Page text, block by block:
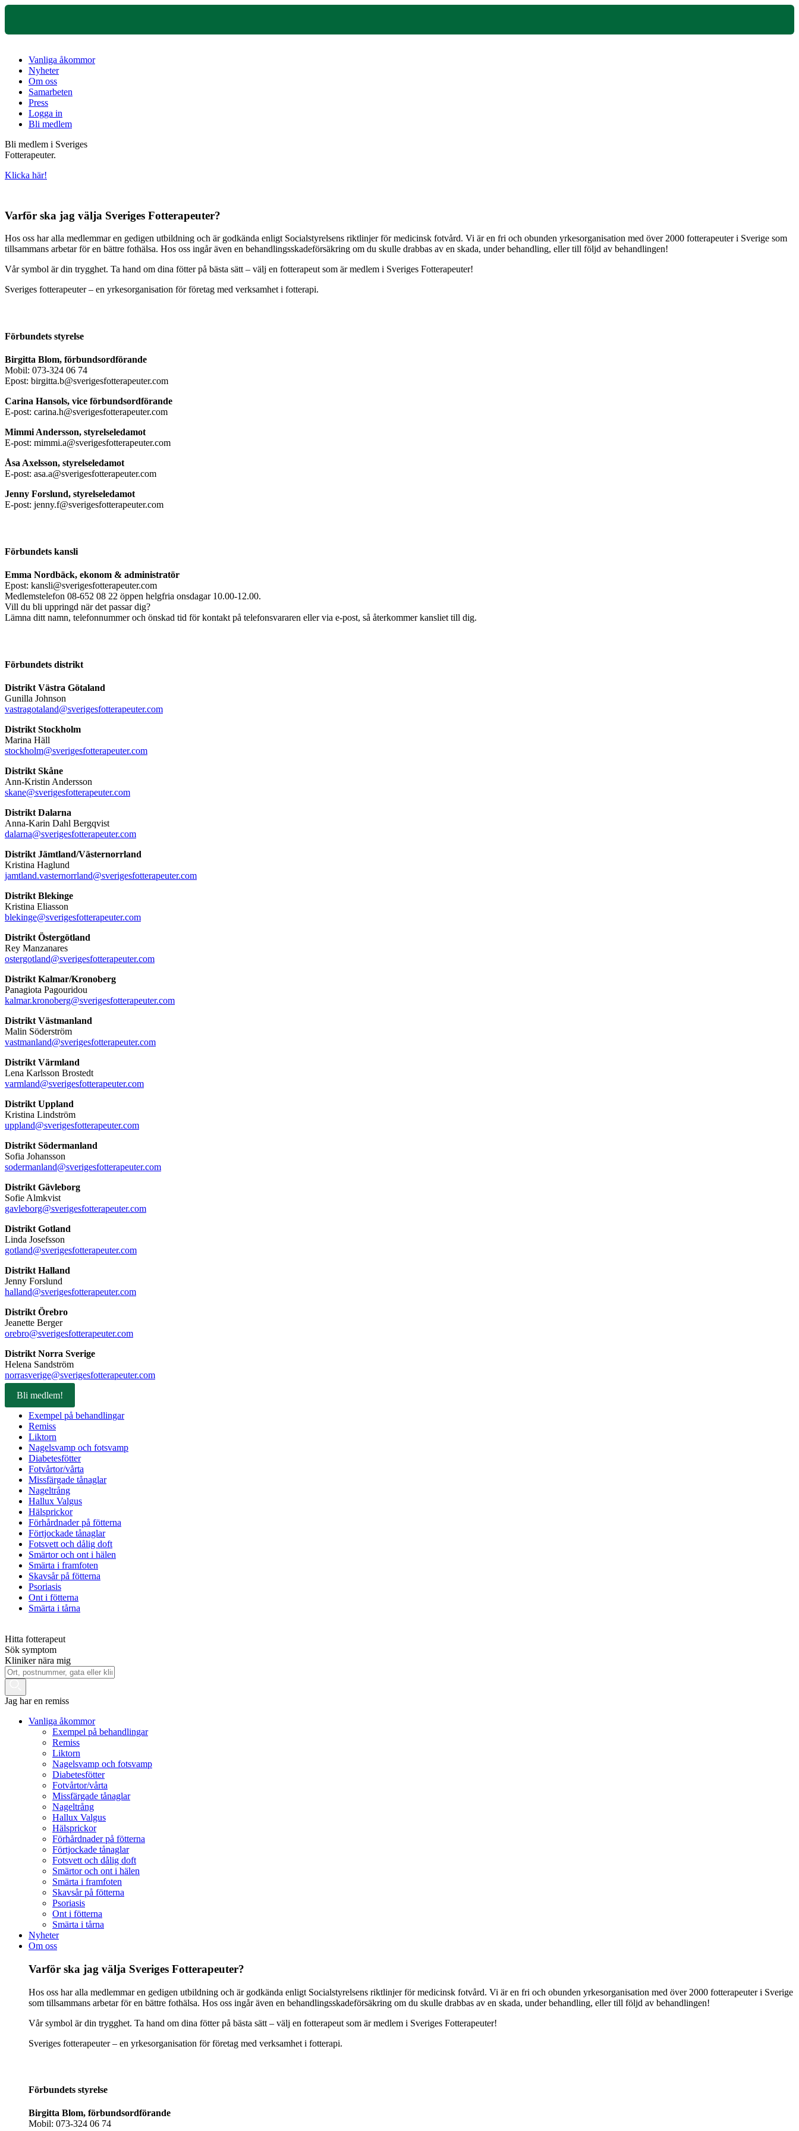
Vanliga åkommor
Nyheter
Om oss
Samarbeten
Press
Logga in
Bli medlem
Bli medlem i Sveriges
Fotterapeuter.
Klicka här!
Varför ska jag välja Sveriges Fotterapeuter?
Hos oss har alla medlemmar en gedigen utbildning och är godkända enligt Socialstyrelsens riktlinjer för medicinsk fotvård. Vi är en fri och obunden yrkesorganisation med över 2000 fotterapeuter i Sverige som
tillsammans arbetar för en bättre fothälsa. Hos oss ingår även en behandlingsskadeförsäkring om du skulle drabbas av en skada, under behandling, eller till följd av behandlingen!
Vår symbol är din trygghet. Ta hand om dina fötter på bästa sätt – välj en fotterapeut som är medlem i Sveriges Fotterapeuter!
Sveriges fotterapeuter – en yrkesorganisation för företag med verksamhet i fotterapi.
Förbundets styrelse
Birgitta Blom, förbundsordförande
Mobil: 073-324 06 74
Epost: birgitta.b@sverigesfotterapeuter.com
Carina Hansols, vice förbundsordförande
E-post: carina.h@sverigesfotterapeuter.com
Mimmi Andersson, styrelseledamot
E-post: mimmi.a@sverigesfotterapeuter.com
Åsa Axelsson, styrelseledamot
E-post: asa.a@sverigesfotterapeuter.com
Jenny Forslund, styrelseledamot
E-post: jenny.f@sverigesfotterapeuter.com
Förbundets kansli
Emma Nordbäck, ekonom & administratör
Epost: kansli@sverigesfotterapeuter.com
Medlemstelefon 08-652 08 22 öppen helgfria onsdagar 10.00-12.00.
Vill du bli uppringd när det passar dig?
Lämna ditt namn, telefonnummer och önskad tid för kontakt på telefonsvararen eller via e-post, så återkommer kansliet till dig.
Förbundets distrikt
Distrikt Västra Götaland
Gunilla Johnson
vastragotaland@sverigesfotterapeuter.com
Distrikt Stockholm
Marina Häll
stockholm@sverigesfotterapeuter.com
Distrikt Skåne
Ann-Kristin Andersson
skane@sverigesfotterapeuter.com
Distrikt Dalarna
Anna-Karin Dahl Bergqvist
dalarna@sverigesfotterapeuter.com
Distrikt Jämtland/Västernorrland
Kristina Haglund
jamtland.vasternorrland@sverigesfotterapeuter.com
Distrikt Blekinge
Kristina Eliasson
blekinge@sverigesfotterapeuter.com
Distrikt Östergötland
Rey Manzanares
ostergotland@sverigesfotterapeuter.com
Distrikt Kalmar/Kronoberg
Panagiota Pagouridou
kalmar.kronoberg@sverigesfotterapeuter.com
Distrikt Västmanland
Malin Söderström
vastmanland@sverigesfotterapeuter.com
Distrikt Värmland
Lena Karlsson Brostedt
varmland@sverigesfotterapeuter.com
Distrikt Uppland
Kristina Lindström
uppland@sverigesfotterapeuter.com
Distrikt Södermanland
Sofia Johansson
sodermanland@sverigesfotterapeuter.com
Distrikt Gävleborg
Sofie Almkvist
gavleborg@sverigesfotterapeuter.com
Distrikt Gotland
Linda Josefsson
gotland@sverigesfotterapeuter.com
Distrikt Halland
Jenny Forslund
halland@sverigesfotterapeuter.com
Distrikt Örebro
Jeanette Berger
orebro@sverigesfotterapeuter.com
Distrikt Norra Sverige
Helena Sandström
norrasverige@sverigesfotterapeuter.com
Bli medlem!
Exempel på behandlingar
Remiss
Liktorn
Nagelsvamp och fotsvamp
Diabetesfötter
Fotvårtor/vårta
Missfärgade tånaglar
Nageltrång
Hallux Valgus
Hälsprickor
Förhårdnader på fötterna
Förtjockade tånaglar
Fotsvett och dålig doft
Smärtor och ont i hälen
Smärta i framfoten
Skavsår på fötterna
Psoriasis
Ont i fötterna
Smärta i tårna
Hitta fotterapeut
Sök symptom
Kliniker nära mig
Jag har en remiss
Vanliga åkommor
Exempel på behandlingar
Remiss
Liktorn
Nagelsvamp och fotsvamp
Diabetesfötter
Fotvårtor/vårta
Missfärgade tånaglar
Nageltrång
Hallux Valgus
Hälsprickor
Förhårdnader på fötterna
Förtjockade tånaglar
Fotsvett och dålig doft
Smärtor och ont i hälen
Smärta i framfoten
Skavsår på fötterna
Psoriasis
Ont i fötterna
Smärta i tårna
Nyheter
Om oss
Varför ska jag välja Sveriges Fotterapeuter?
Hos oss har alla medlemmar en gedigen utbildning och är godkända enligt Socialstyrelsens riktlinjer för medicinsk fotvård. Vi är en fri och obunden yrkesorganisation med över 2000 fotterapeuter i Sverige
som tillsammans arbetar för en bättre fothälsa. Hos oss ingår även en behandlingsskadeförsäkring om du skulle drabbas av en skada, under behandling, eller till följd av behandlingen!
Vår symbol är din trygghet. Ta hand om dina fötter på bästa sätt – välj en fotterapeut som är medlem i Sveriges Fotterapeuter!
Sveriges fotterapeuter – en yrkesorganisation för företag med verksamhet i fotterapi.
Förbundets styrelse
Birgitta Blom, förbundsordförande
Mobil: 073-324 06 74